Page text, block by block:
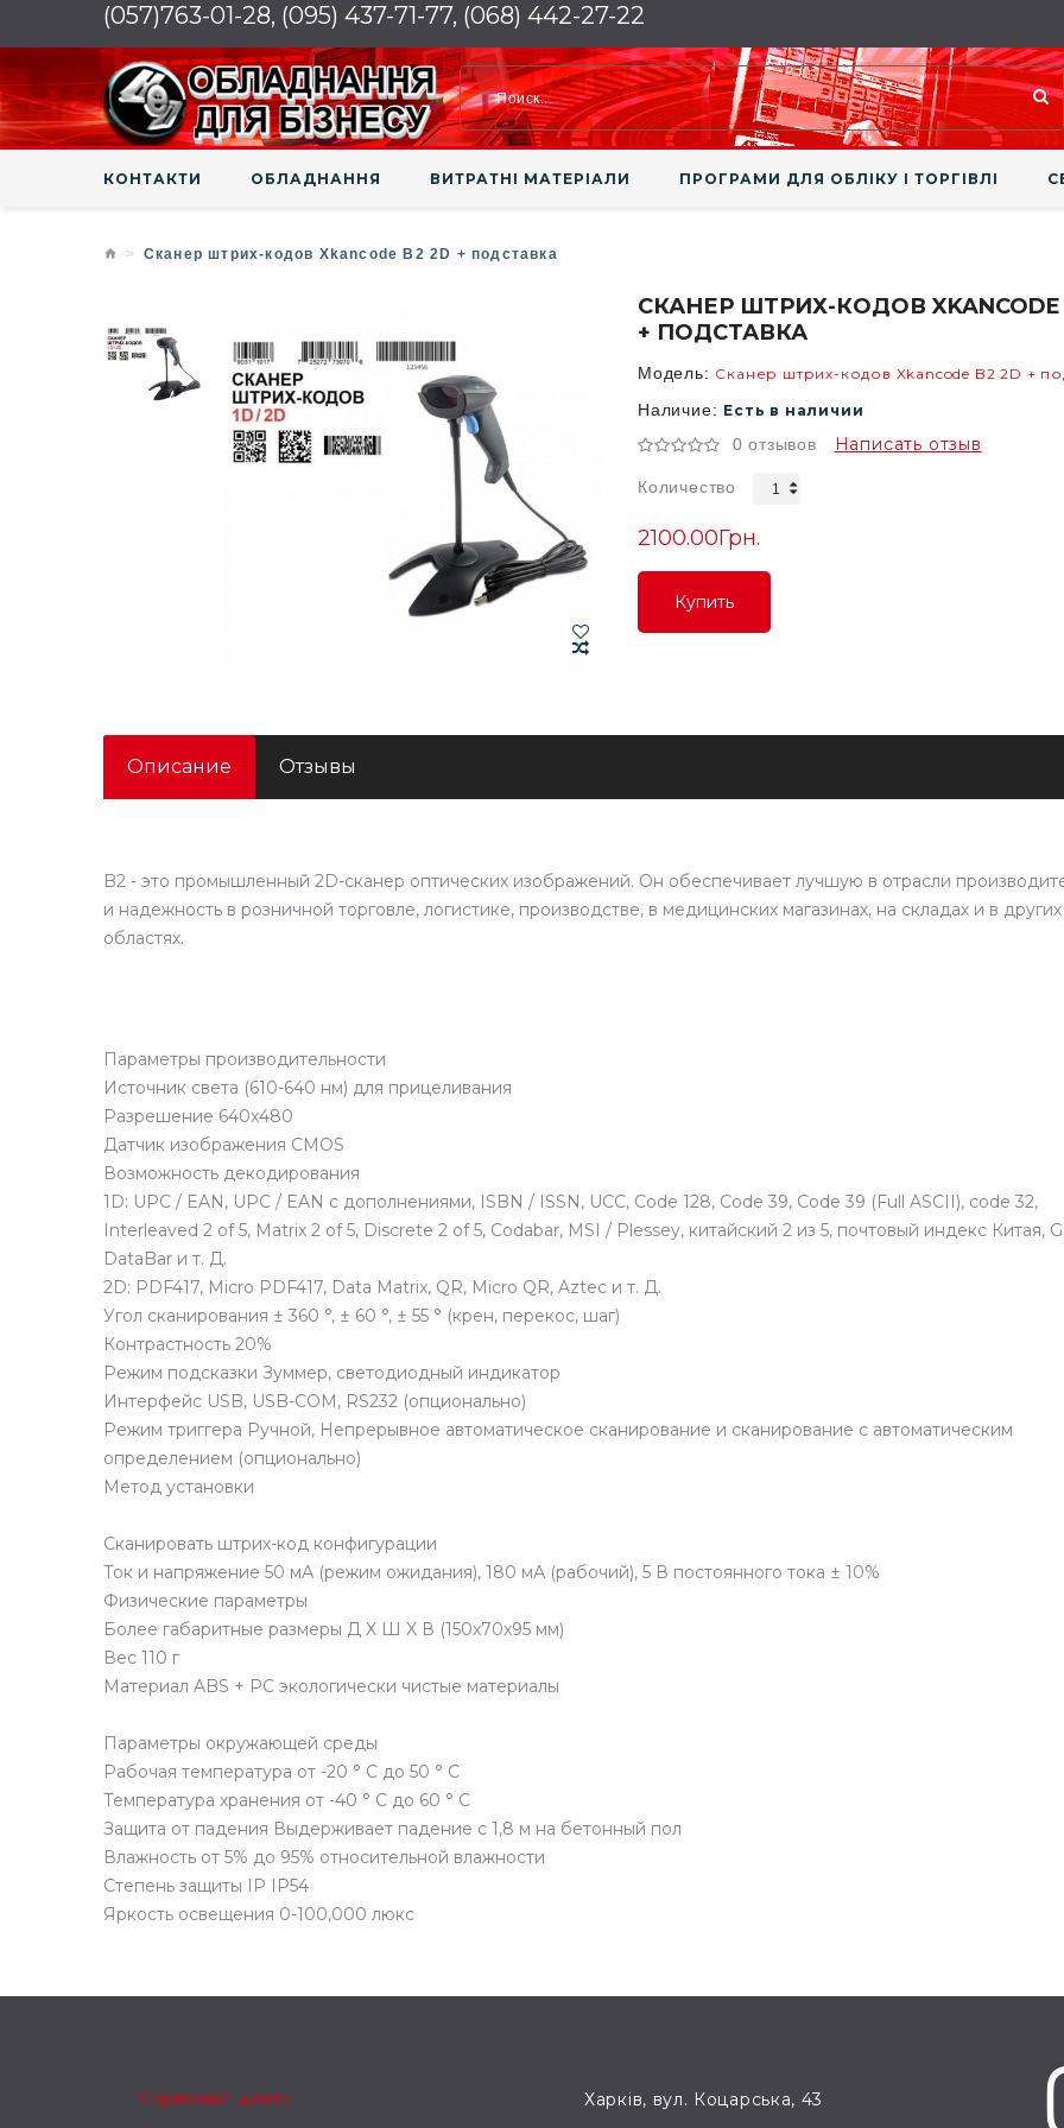
(057)763-01-28, (095) 437-71-77, (068) 442-27-22
КОНТАКТИ ОБЛАДНАННЯ ВИТРАТНІ МАТЕРІАЛИ ПРОГРАМИ ДЛЯ ОБЛІКУ І ТОРГІВЛІ
Сканер штрих-кодов Xkancode B2 2D + подставка
СКАНЕР ШТРИХ-КОДОВ XKANCODE
+ ПОДСТАВКА
Модель: Сканер штрих-кодов Xkancode B2 2D +
Наличие: Есть в наличии
0 отзывов Написать отзыв
Количество
2100.00Грн.
Купить
Купить
Описание Отзывы
B2 - это промышленный 2D-сканер оптических изображений. Он обеспечивает лучшую в отрасли
и надежность в розничной торговле, логистике, производстве, в медицинских магазинах, на складах и в других
областях.
Параметры производительности
Источник света (610-640 нм) для прицеливания
Разрешение 640x480
Датчик изображения CMOS
Возможность декодирования
1D: UPC / EAN, UPC / EAN с дополнениями, ISBN / ISSN, UCC, Code 128, Code 39, Code 39 (Full ASCII), code 32,
Interleaved 2 of 5, Matrix 2 of 5, Discrete 2 of 5, Codabar, MSI / Plessey, китайский 2 из 5, почтовый индекс Китая,
DataBar и т. Д.
2D: PDF417, Micro PDF417, Data Matrix, QR, Micro QR, Aztec и т. Д.
Угол сканирования ± 360 °, ± 60 °, ± 55 ° (крен, перекос, шаг)
Контрастность 20%
Режим подсказки Зуммер, светодиодный индикатор
Интерфейс USB, USB-COM, RS232 (опционально)
Режим триггера Ручной, Непрерывное автоматическое сканирование и сканирование с автоматическим
определением (опционально)
Метод установки
Сканировать штрих-код конфигурации
Ток и напряжение 50 мА (режим ожидания), 180 мА (рабочий), 5 В постоянного тока ± 10%
Физические параметры
Более габаритные размеры Д X Ш X В (150x70x95 мм)
Вес 110 г
Материал ABS + PC экологически чистые материалы
Параметры окружающей среды
Рабочая температура от -20 ° C до 50 ° C
Температура хранения от -40 ° C до 60 ° C
Защита от падения Выдерживает падение с 1,8 м на бетонный пол
Влажность от 5% до 95% относительной влажности
Степень защиты IP IP54
Яркость освещения 0-100,000 люкс
Сервісний центр
Харків, вул. Коцарська, 43